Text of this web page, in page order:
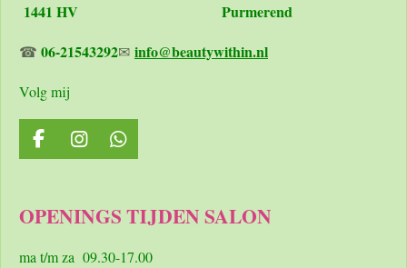
1441 HV Purmerend
☎ 06-21543292✉ info@beautywithin.nl
Volg mij
F
a
b
o
I
n
a
r
W
h
s
p
OPENINGS TIJDEN SALON
ma t/m za 09.30-17.00